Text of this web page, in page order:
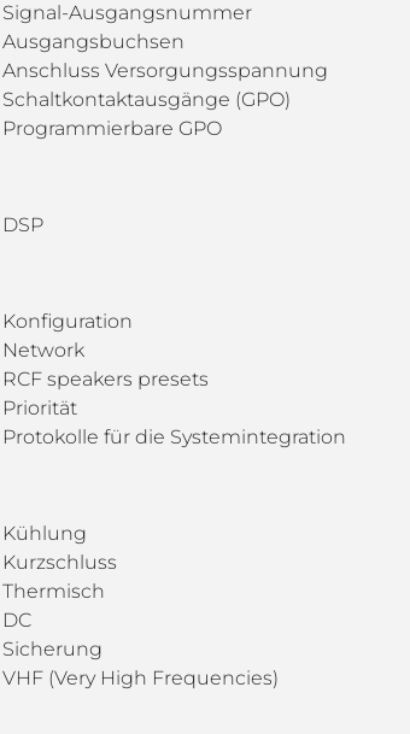
Signal-Ausgangsnummer
Ausgangsbuchsen
Anschluss Versorgungsspannung
Schaltkontaktausgänge (GPO)
Programmierbare GPO
DSP
Konfiguration
Network
RCF speakers presets
Priorität
Protokolle für die Systemintegration
Kühlung
Kurzschluss
Thermisch
DC
Sicherung
VHF (Very High Frequencies)